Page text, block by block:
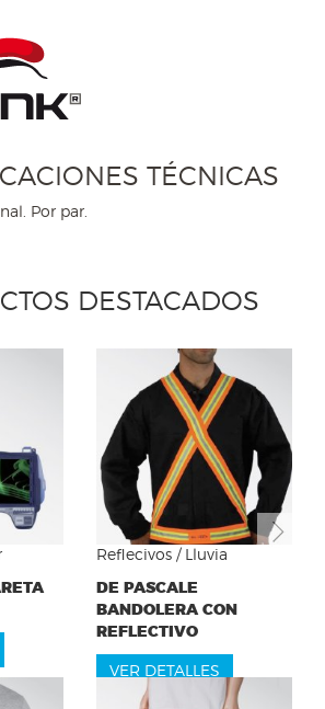
TÉCNICAS
Por par.
DESTACADOS
Reflecivos / Lluvia
DE PASCALE
BANDOLERA CON
REFLECTIVO
VER DETALLES